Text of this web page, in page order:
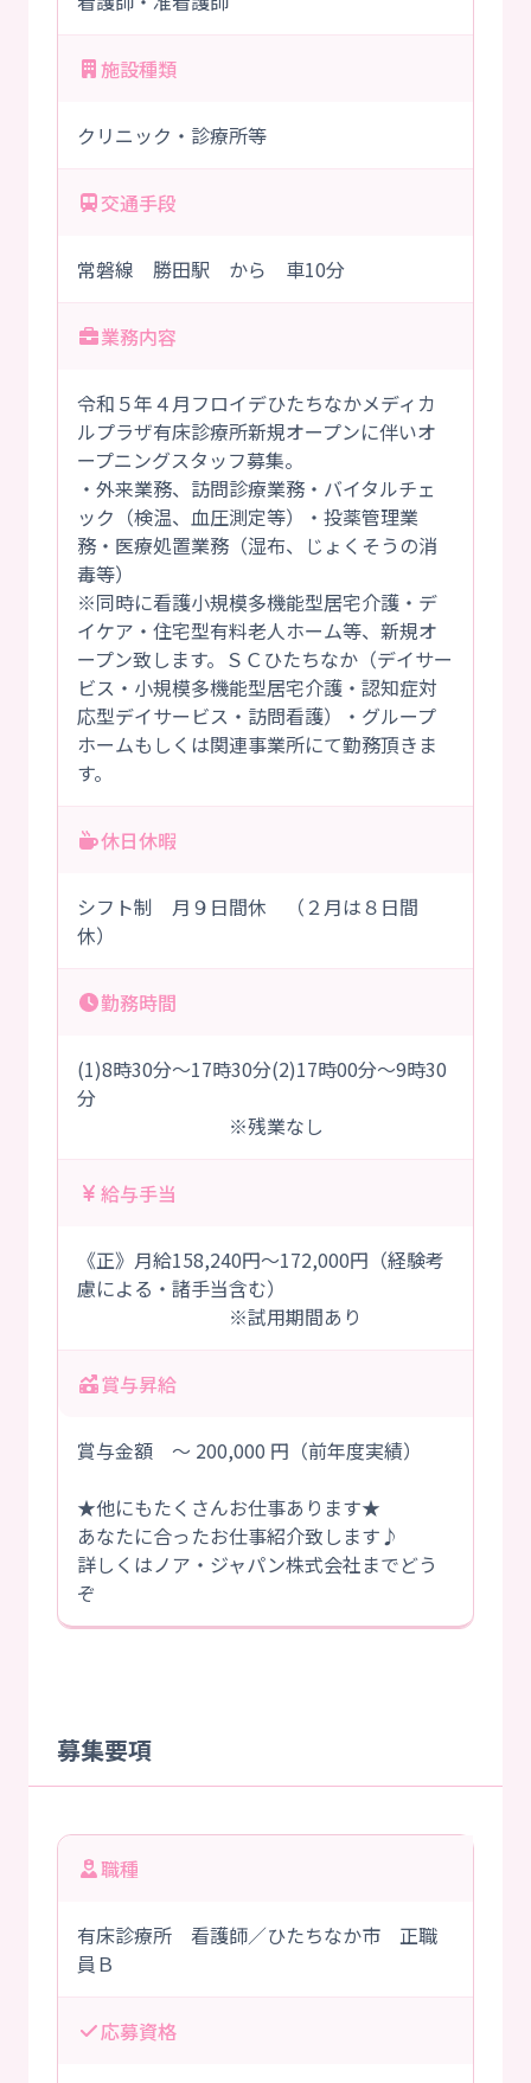
施設種類
クリニック・診療所等
交通手段
常磐線 勝田駅 から 車10分
業務内容
令和５年４月フロイデひたちなかメディカ
ルプラザ有床診療所新規オープンに伴いオ
ープニングスタッフ募集。
・外来業務、訪問診療業務・バイタルチェ
ック（検温、血圧測定等）・投薬管理業
務・医療処置業務（湿布、じょくそうの消
毒等）
※同時に看護小規模多機能型居宅介護・デ
イケア・住宅型有料老人ホーム等、新規オ
ープン致します。ＳＣひたちなか（デイサー
ビス・小規模多機能型居宅介護・認知症対
応型デイサービス・訪問看護）・グループ
ホームもしくは関連事業所にて勤務頂きま
す。
休日休暇
シフト制 月９日間休 （２月は８日間
休）
勤務時間
(1)8時30分～17時30分(2)17時00分～9時30
分
※残業なし
給与手当
《正》月給158,240円～172,000円（経験考
慮による・諸手当含む）
※試用期間あり
賞与昇給
賞与金額 ～ 200,000 円（前年度実績）
★他にもたくさんお仕事あります★
あなたに合ったお仕事紹介致します♪
詳しくはノア・ジャパン株式会社までどう
ぞ
募集要項
職種
有床診療所 看護師／ひたちなか市 正職
員Ｂ
応募資格